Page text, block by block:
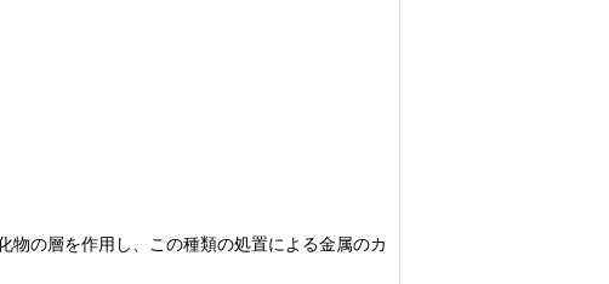
物の層を作用し、この種類の処置による金属のカ